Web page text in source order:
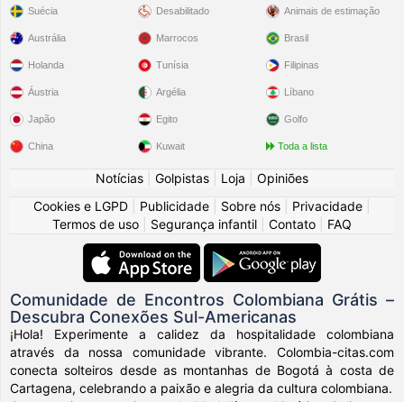
Suécia Desabilitado Animais de estimação
Austrália
Holanda
Áustria
Japão
China
Marrocos
Tunísia
Argélia
Egito
Kuwait
Brasil
Filipinas
Líbano
Golfo
Toda a lista
Notícias Golpistas Loja
Opiniões
Cookies e LGPD
Publicidade Sobre nós Privacidade
Termos de uso
Segurança infantil Contato FAQ
Comunidade de Encontros Colombiana Grátis –
Descubra Conexões Sul-Americanas
¡Hola! Experimente a calidez da hospitalidade colombiana
através da nossa comunidade vibrante. Colombia-citas.com
conecta solteiros desde as montanhas de Bogotá à costa de
Cartagena, celebrando a paixão e alegria da cultura colombiana.